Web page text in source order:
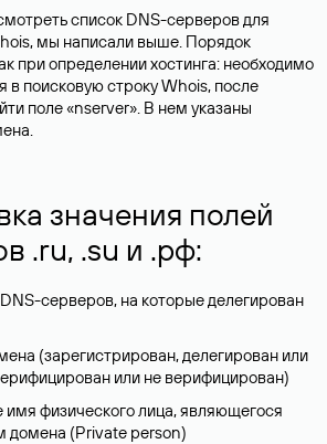
список DNS-серверов для
мы написали выше. Порядок
при определении хостинга: необходимо
в поисковую строку Whois, после
поле «nserver». В нем указаны
значения полей
.ru, .su и .рф:
серверов, на которые делегирован
(зарегистрирован, делегирован или
или не верифицирован)
имя физического лица, являющегося
домена (Privatе person)